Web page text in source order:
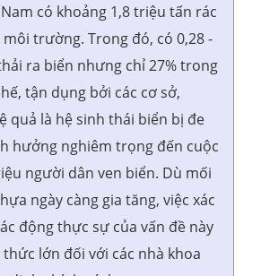
có khoảng 1,8 triệu tấn rác
trường. Trong đó, có 0,28 -
ra biển nhưng chỉ 27% trong
tận dụng bởi các cơ sở,
quả là hệ sinh thái biển bị đe
hưởng nghiêm trọng đến cuộc
người dân ven biển. Dù mối
ngày càng gia tăng, việc xác
động thực sự của vấn đề này
lớn đối với các nhà khoa